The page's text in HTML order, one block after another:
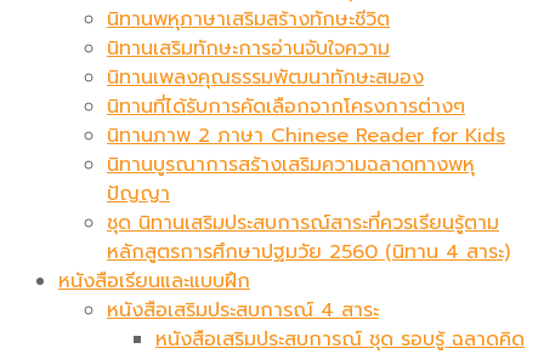
นิทานพหุภาษาเสริมสร้างทักษะชีวิต
นิทานเสริมทักษะการอ่านจับใจความ
นิทานเพลงคุณธรรมพัฒนาทักษะสมอง
นิทานที่ได้รับการคัดเลือกจากโครงการต่างๆ
นิทานภาพ 2 ภาษา Chinese Reader for Kids
นิทานบูรณาการสร้างเสริมความฉลาดทางพหุ
ปัญญา
ชุด นิทานเสริมประสบการณ์สาระที่ควรเรียนรู้ตาม
หลักสูตรการศึกษาปฐมวัย 2560 (นิทาน 4 สาระ)
หนังสือเรียนและแบบฝึก
หนังสือเสริมประสบการณ์ 4 สาระ
หนังสือเสริมประสบการณ์ ชุด รอบรู้ ฉลาดคิด